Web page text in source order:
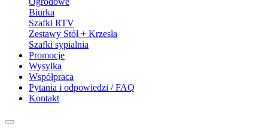
Biurka
Szafki RTV
Zestawy Stół + Krzesła
Szafki sypialnia
Promocje
Wysyłka
Współpraca
Pytania i odpowiedzi / FAQ
Kontakt